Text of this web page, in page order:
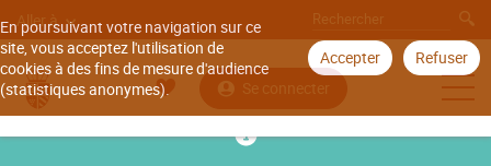
En poursuivant votre navigation sur ce
site, vous acceptez l'utilisation de
cookies à des fins de mesure d'audience
(statistiques anonymes).
Accepter Refuser
Aller à
Se connecter